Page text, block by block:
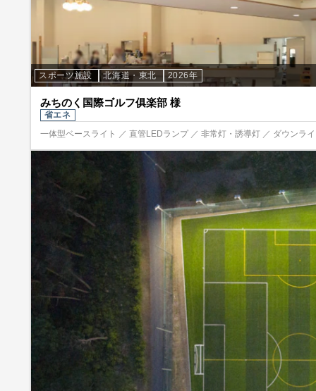
スポーツ施設 北海道・東北 2026年
みちのく国際ゴルフ俱楽部 様
省エネ
一体型ベースライト ／ 直管LEDランプ ／ 非常灯・誘導灯 ／ ダウンラ